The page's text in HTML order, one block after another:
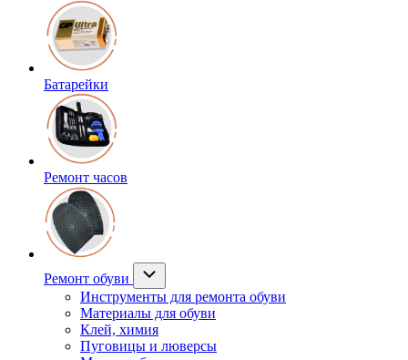
Батарейки
Ремонт часов
Ремонт обуви
Инструменты для ремонта обуви
Материалы для обуви
Клей, химия
Пуговицы и люверсы